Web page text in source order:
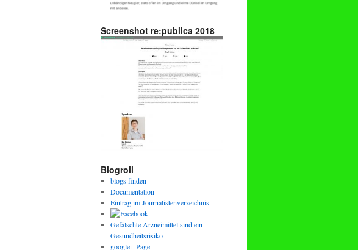
Screenshot re:publica 2018
Blogroll
blogs finden
Documentation
Eintrag im Journalistenverzeichnis
Gefälschte Arzneimittel sind ein
Gesundheitsrisiko
google+ Page